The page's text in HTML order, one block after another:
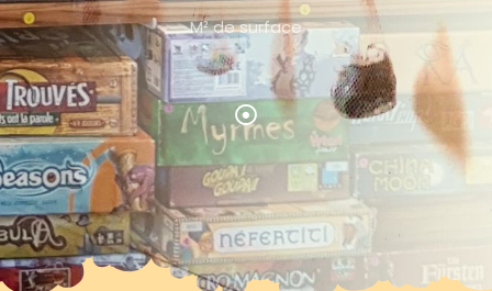
M² de surface